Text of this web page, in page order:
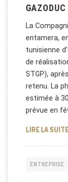
La
entamera,
tunisienne
de
STGP),
retenu. La
estimée à
prévue en
LIRE LA SUITE
ENTREPRISE